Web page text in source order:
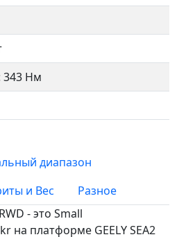
343 Нм
диапазон
и Вес
Разное
- это Small
на платформе GEELY SEA2